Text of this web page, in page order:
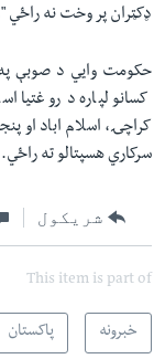
ډکټران پر وخت نه راځي
کسانو لپاره د روغتيا
کراچۍ، اسلام اباد
سرکاري هسپتالو ته راځي.
شریکول
This item is part of
خبرونه پاکستان